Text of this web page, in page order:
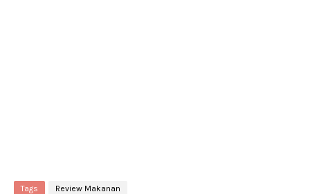
Tags Review Makanan